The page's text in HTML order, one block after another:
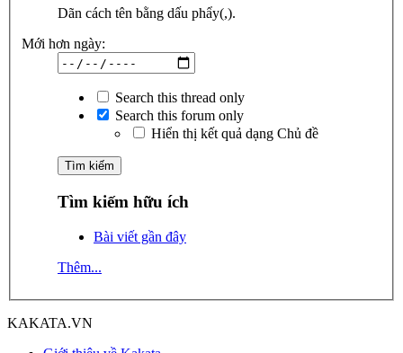
Dãn cách tên bằng dấu phẩy(,).
Mới hơn ngày:
Search this thread only
Search this forum only
Hiển thị kết quả dạng Chủ đề
Tìm kiếm hữu ích
Bài viết gần đây
Thêm...
KAKATA.VN